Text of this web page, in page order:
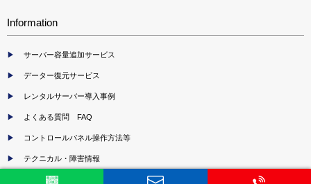
Information
サーバー容量追加サービス
データー復元サービス
レンタルサーバー導入事例
よくある質問 FAQ
コントロールパネル操作方法等
テクニカル・障害情報